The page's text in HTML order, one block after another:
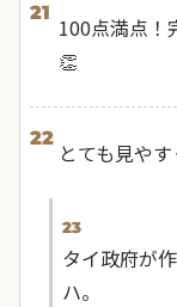
21
100点満点！
👏
22
とても見やす
23
タイ政府が
ハ。